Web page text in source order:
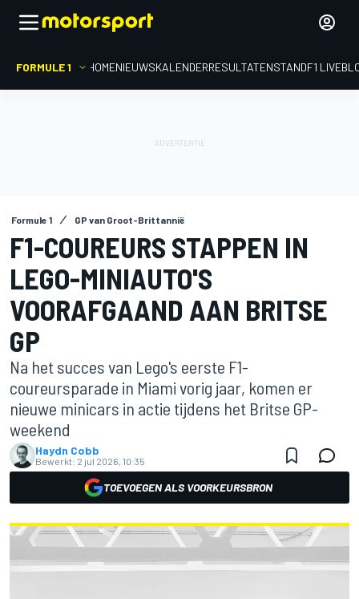
FORMULE 1 HOMENIEUWSKALENDERRESULTATENSTANDF1
Formule 1 GP van Groot-Brittannië
F1-COUREURS STAPPEN IN
LEGO-MINIAUTO'S
VOORAFGAAND AAN BRITSE
GP
Na het succes van Lego's eerste F1-
coureursparade in Miami vorig jaar, komen er
nieuwe minicars in actie tijdens het Britse GP-
weekend
Haydn Cobb
Bewerkt: 2 jul 2026, 10:35
TOEVOEGEN ALS VOORKEURSBRON